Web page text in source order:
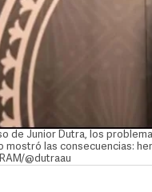
de Junior Dutra, los
mostró las consecuencias:
@dutraau